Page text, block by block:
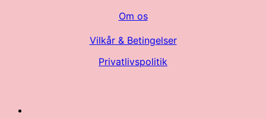
Om os
Vilkår & Betingelser
Privatlivspolitik